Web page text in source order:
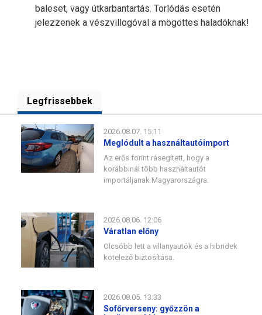
baleset, vagy útkarbantartás. Torlódás esetén
jelezzenek a vészvillogóval a mögöttes haladóknak!
Legfrissebbek
2026.08.07. 15:11
Meglódult a használtautóimport
Az erős forint rásegített, hogy a
korábbinál több használtautót
importáljanak Magyarországra.
2026.08.06. 12:06
Váratlan előny
Olcsóbb lett a villanyautók és a hibridek
kötelező biztosítása.
2026.08.05. 13:33
Sofőrverseny: győzzön a